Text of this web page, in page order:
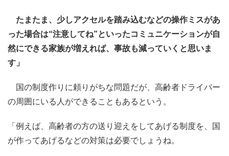
たまたま、少しアクセルを踏み込むなどの操作ミスがあ
った場合は“注意してね”といったコミュニケーションが自
然にできる家族が増えれば、事故も減っていくと思いま
す」
国の制度作りに頼りがちな問題だが、高齢者ドライバー
の周囲にいる人ができることもあるという。
「例えば、高齢者の方の送り迎えをしてあげる制度を、国
が作ってあげるなどの対策は必要でしょうね。